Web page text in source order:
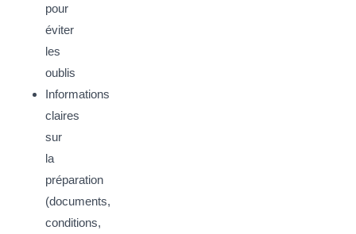
pour
éviter
les
oublis
Informations
claires
sur
la
préparation
(documents,
conditions,